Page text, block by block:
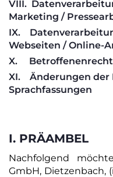
VIII.
Marketing /
IX.
Webseiten / Online-
X.
XI.
Änderungen
Sprachfassungen
I. PRÄAMBEL
Nachfolgend
GmbH, Dietzenbach,